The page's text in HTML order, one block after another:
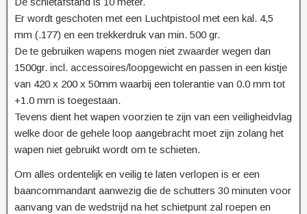
Er wordt geschoten met een Luchtpistool met een kal. 4,5
mm (.177) en een trekkerdruk van min. 500 gr.
De te gebruiken wapens mogen niet zwaarder wegen dan
1500gr. incl. accessoires/loopgewicht en passen in een kistje
van 420 x 200 x 50mm waarbij een tolerantie van 0.0 mm tot
+1.0 mm is toegestaan.
Tevens dient het wapen voorzien te zijn van een veiligheidvlag
welke door de gehele loop aangebracht moet zijn zolang het
wapen niet gebruikt wordt om te schieten.
Om alles ordentelijk en veilig te laten verlopen is er een
baancommandant aanwezig die de schutters 30 minuten voor
aanvang van de wedstrijd na het schietpunt zal roepen en